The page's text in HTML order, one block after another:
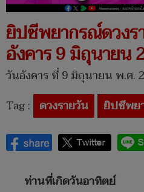
ยิปซีพยากรณ์ดวงร
อังคาร 9 มิถุนายน
วันอังคาร ที่ 9 มิถุนายน พ.ศ.
Tag : ดวงรายวัน ยิปซีพย
ท่านที่เกิดวันอาทิตย์